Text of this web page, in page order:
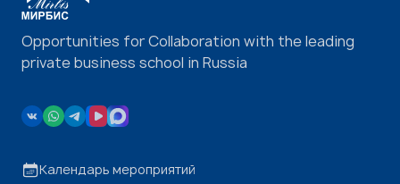
Opportunities for Collaboration with the leading
private business school in Russia
Календарь мероприятий